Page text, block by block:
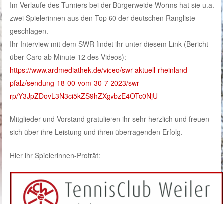
Im Verlaufe des Turniers bei der Bürgerweide Worms hat sie u.a.
zwei Spielerinnen aus den Top 60 der deutschen Rangliste
geschlagen.
Ihr Interview mit dem SWR findet ihr unter diesem Link (Bericht
über Caro ab Minute 12 des Videos):
https://www.ardmediathek.de/video/swr-aktuell-rheinland-
pfalz/sendung-18-00-vom-30-7-2023/swr-
rp/Y3JpZDovL3N3ci5kZS9hZXgvbzE4OTc0NjU
Mitglieder und Vorstand gratulieren ihr sehr herzlich und freuen
sich über ihre Leistung und ihren überragenden Erfolg.
Hier ihr Spielerinnen-Proträt: